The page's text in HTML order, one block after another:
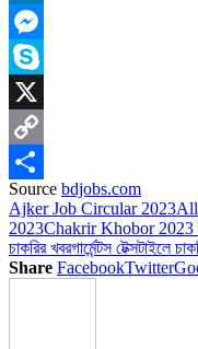
LinkedIn
Messenger
Skype
X
Copy
Link
Share
Source bdjobs.com
Ajker Job Circular 2023
2023Chakrir Khobor 2023
চাকরির খবরগার্মেন্টস টেক্সটাইলে
Share FacebookTwitter